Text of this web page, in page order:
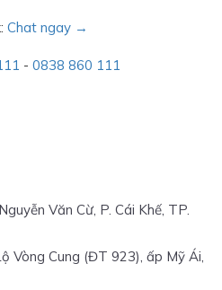
Chat ngay →
- 0838 860 111
Văn Cừ, P. Cái Khế, TP.
Vòng Cung (ĐT 923), ấp Mỹ Ái,